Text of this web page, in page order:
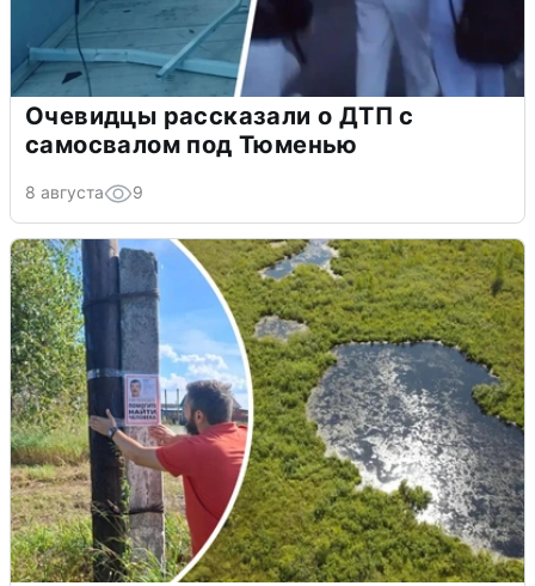
Очевидцы рассказали о ДТП с
самосвалом под Тюменью
8 августа 9